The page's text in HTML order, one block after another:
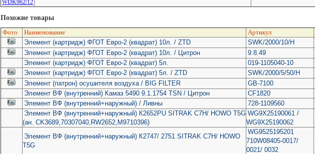
Похожие товары
Фото Наименование Артикул
Элемент (картридж) ФГОТ Евро-2 (квадрат) 10л. / ZTD
SWK/2000/10/H
Элемент (картридж) ФГОТ Евро-2 (квадрат) 10л. / Цитрон
9.8.49
Элемент (картридж) ФГОТ Евро-2 (квадрат) 5л.
019-1105040-10
Элемент (картридж) ФГОТ Евро-2 (квадрат) 5л. / ZTD
SWK/2000/5/50/H
Элемент (патрон) осушителя воздуха / BIG FILTER
GB-7100
Элемент ВФ (внутренний) Камаз 5490 9.1.1754 TSN / Цитрон
CF1820
Элемент ВФ (внутренний+наружный) / Ливны
728-1109560
Элемент ВФ (внутренний+наружный) К2652PU SITRAK C7Н/ HOWO T5G
(ан. CK3689,70307040,RW2652,М9710396)
WG9X25190061 /
WG9X25190062
Элемент ВФ (внутренний+наружный) К2747/ 2751 SITRAK C7Н/ HOWO
T5G
WG9525195201
710W08405-0017/
0021/ 0032